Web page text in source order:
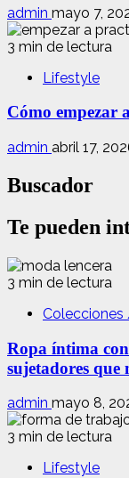
admin mayo 7,
3 min de lectura
Lifestyle
Cómo empezar
admin abril 17,
Buscador
Te pueden
3 min de lectura
Colecciones
Ropa íntima
sujetadores que
admin mayo 8,
3 min de lectura
Lifestyle